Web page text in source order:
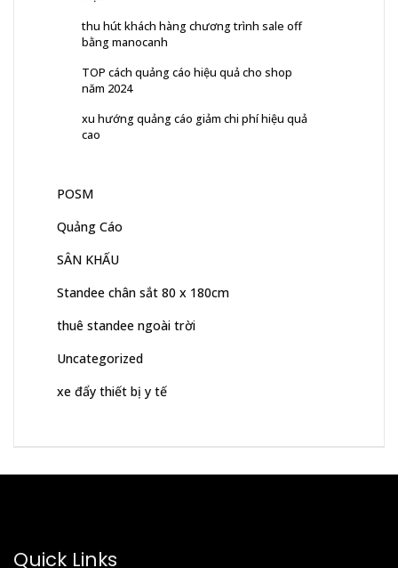
thu hút khách hàng chương trình sale off
bằng manocanh
TOP cách quảng cáo hiệu quả cho shop
năm 2024
xu hướng quảng cáo giảm chi phí hiệu quả
cao
POSM
Quảng Cáo
SÂN KHẤU
Standee chân sắt 80 x 180cm
thuê standee ngoài trời
Uncategorized
xe đẩy thiết bị y tế
Quick Links